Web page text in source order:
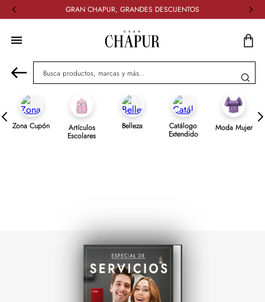
GRAN CHAPUR, GRANDES DESCUENTOS
Busca productos, marcas y más...
Zona Cupón Artículos
Escolares
Belleza Catálogo
Extendido
Moda Mujer